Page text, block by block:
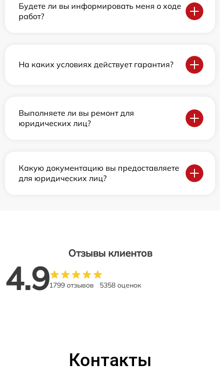
Будете ли вы информировать меня о ходе
работ?
На каких условиях действует гарантия?
Выполняете ли вы ремонт для
юридических лиц?
Какую документацию вы предоставляете
для юридических лиц?
Отзывы клиентов
4.91799 отзывов 5358 оценок
Контакты